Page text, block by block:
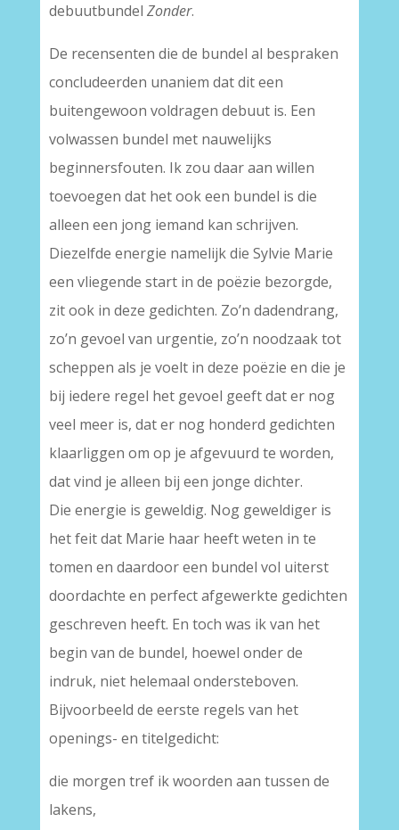
debuutbundel Zonder.
De recensenten die de bundel al bespraken
concludeerden unaniem dat dit een
buitengewoon voldragen debuut is. Een
volwassen bundel met nauwelijks
beginnersfouten. Ik zou daar aan willen
toevoegen dat het ook een bundel is die
alleen een jong iemand kan schrijven.
Diezelfde energie namelijk die Sylvie Marie
een vliegende start in de poëzie bezorgde,
zit ook in deze gedichten. Zo’n dadendrang,
zo’n gevoel van urgentie, zo’n noodzaak tot
scheppen als je voelt in deze poëzie en die je
bij iedere regel het gevoel geeft dat er nog
veel meer is, dat er nog honderd gedichten
klaarliggen om op je afgevuurd te worden,
dat vind je alleen bij een jonge dichter.
Die energie is geweldig. Nog geweldiger is
het feit dat Marie haar heeft weten in te
tomen en daardoor een bundel vol uiterst
doordachte en perfect afgewerkte gedichten
geschreven heeft. En toch was ik van het
begin van de bundel, hoewel onder de
indruk, niet helemaal ondersteboven.
Bijvoorbeeld de eerste regels van het
openings- en titelgedicht:
die morgen tref ik woorden aan tussen de
lakens,